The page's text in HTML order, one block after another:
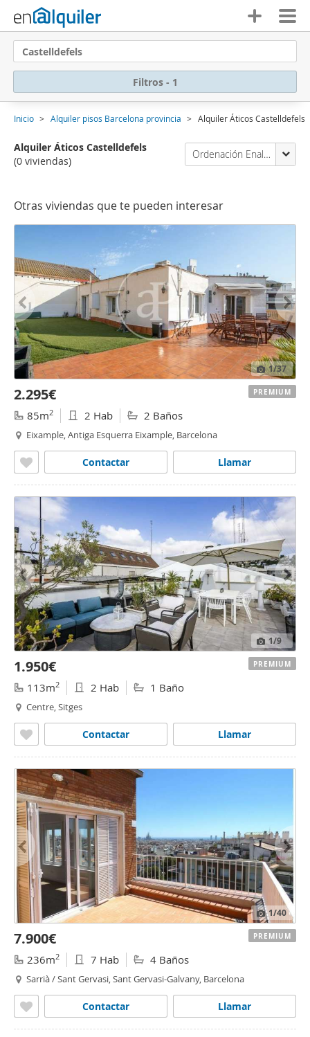
Castelldefels
Filtros - 1
Inicio Alquiler pisos Barcelona provincia Alquiler Áticos Castelldefels
Alquiler Áticos Castelldefels
(0 viviendas)
Ordenación Enalquiler
Otras viviendas que te pueden interesar
1/37
2.295€
85m2 2 Hab 2 Baños
Eixample, Antiga Esquerra Eixample, Barcelona
Llamar
Contactar
PREMIUM
1/9
1.950€
113m2 2 Hab 1 Baño
Centre, Sitges
Llamar
Contactar
PREMIUM
1/40
7.900€
236m2 7 Hab 4 Baños
Sarrià / Sant Gervasi, Sant Gervasi-Galvany, Barcelona
Llamar
Contactar
PREMIUM